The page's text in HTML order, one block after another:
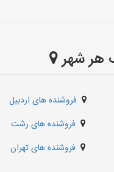
هر شهر
فروشنده های اردبیل
فروشنده های رشت
فروشنده های تهران